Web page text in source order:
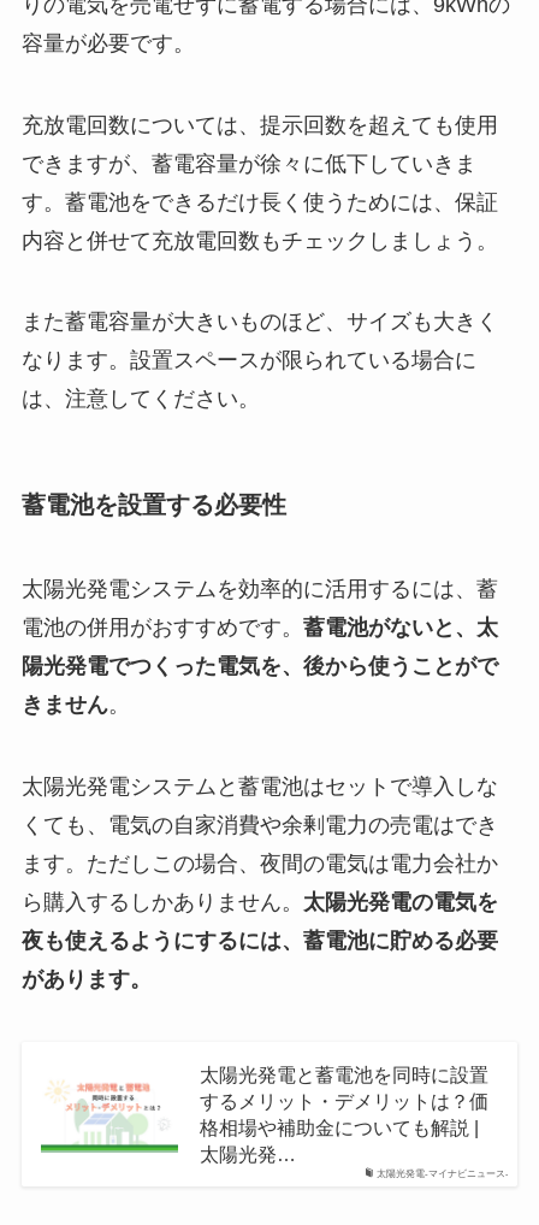
容量が必要です。
充放電回数については、提示回数を超えても使用
できますが、蓄電容量が徐々に低下していきま
す。蓄電池をできるだけ長く使うためには、保証
内容と併せて充放電回数もチェックしましょう。
また蓄電容量が大きいものほど、サイズも大きく
なります。設置スペースが限られている場合に
は、注意してください。
蓄電池を設置する必要性
太陽光発電システムを効率的に活用するには、蓄
電池の併用がおすすめです。 蓄電池がないと、太
陽光発電でつくった電気を、後から使うことがで
きません。
太陽光発電システムと蓄電池はセットで導入しな
くても、電気の自家消費や余剰電力の売電はでき
ます。ただしこの場合、夜間の電気は電力会社か
ら購入するしかありません。 太陽光発電の電気を
夜も使えるようにするには、蓄電池に貯める必要
があります。
太陽光発電-マイナビニュース-
太陽光発電と蓄電池を同時に設置
するメリット・デメリットは？価
格相場や補助金についても解説 |
太陽光発…